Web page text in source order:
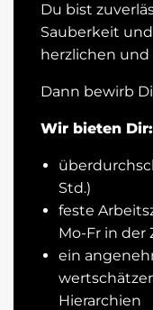
Du bist
Sauberkeit
herzlichen
Dann bewirb
Wir bieten Dir:
Std.)
feste
Mo-Fr in der
ein
Hierarchien